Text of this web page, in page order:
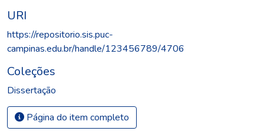
URI
https://repositorio.sis.puc-
campinas.edu.br/handle/123456789/4706
Coleções
Dissertação
Página do item completo